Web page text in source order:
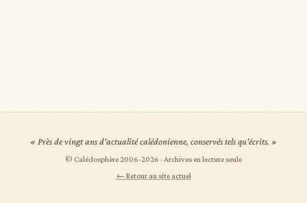
« Près de vingt ans d'actualité calédonienne, conservés tels qu'écrits. »
© Calédosphère 2006-2026 · Archives en lecture seule
← Retour au site actuel